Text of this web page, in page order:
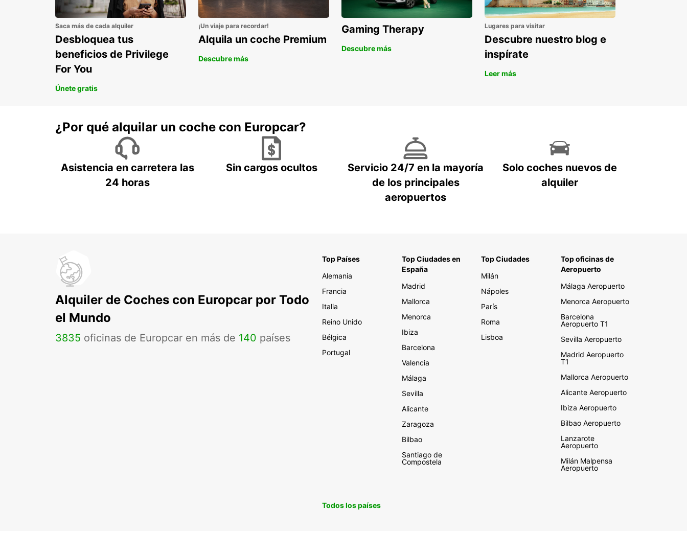
Saca más de cada alquiler
Desbloquea tus
beneficios de Privilege
For You
Únete gratis
¡Un viaje para recordar!
Alquila un coche Premium
Descubre más
Gaming Therapy
Descubre más
Lugares para visitar
Descubre nuestro blog e
inspírate
Leer más
¿Por qué alquilar un coche con Europcar?
Asistencia en carretera las
24 horas
Sin cargos ocultos
Servicio 24/7 en la mayoría
de los principales
aeropuertos
Solo coches nuevos de
alquiler
Alquiler de Coches con Europcar por Todo
el Mundo
3835 oficinas de Europcar en más de 140 países
Top Países
Alemania
Francia
Italia
Reino Unido
Bélgica
Portugal
Top Ciudades en
España
Madrid
Mallorca
Menorca
Ibiza
Barcelona
Valencia
Málaga
Sevilla
Alicante
Zaragoza
Bilbao
Santiago de
Compostela
Top Ciudades
Milán
Nápoles
París
Roma
Lisboa
Top oficinas de
Aeropuerto
Málaga Aeropuerto
Menorca Aeropuerto
Barcelona
Aeropuerto T1
Sevilla Aeropuerto
Madrid Aeropuerto
T1
Mallorca Aeropuerto
Alicante Aeropuerto
Ibiza Aeropuerto
Bilbao Aeropuerto
Lanzarote
Aeropuerto
Milán Malpensa
Aeropuerto
Todos los países